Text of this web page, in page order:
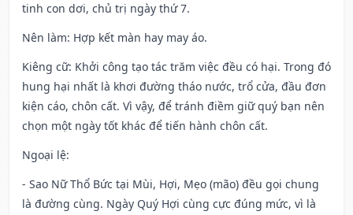
tinh con dơi, chủ trị ngày thứ 7.
Nên làm: Hợp kết màn hay may áo.
Kiêng cữ: Khởi công tạo tác trăm việc đều có hại. Trong đó
hung hại nhất là khơi đường tháo nước, trổ cửa, đầu đơn
kiện cáo, chôn cất. Vì vậy, để tránh điềm giữ quý bạn nên
chọn một ngày tốt khác để tiến hành chôn cất.
Ngoại lệ:
- Sao Nữ Thổ Bức tại Mùi, Hợi, Mẹo (mão) đều gọi chung
là đường cùng. Ngày Quý Hợi cùng cực đúng mức, vì là